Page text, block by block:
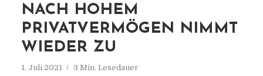
NACH HOHEM
PRIVATVERMÖGEN NIMMT
WIEDER ZU
1. Juli 2021 3 Min. Lesedauer